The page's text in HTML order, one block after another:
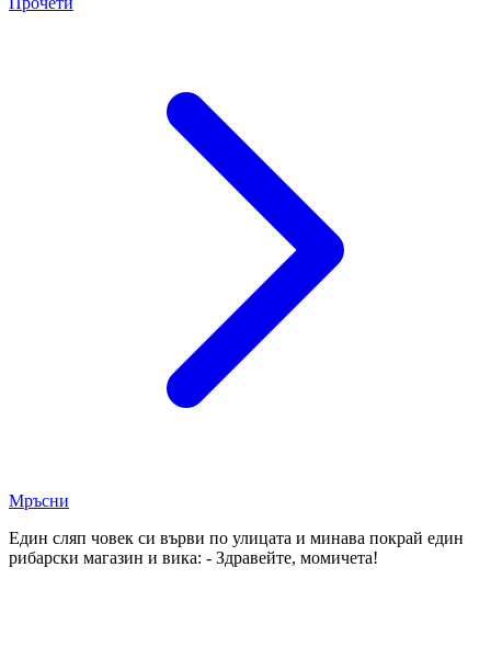
Мръсни
Един сляп човек си върви по улицата и минава покрай един
рибарски магазин и вика: - Здравейте, момичета!